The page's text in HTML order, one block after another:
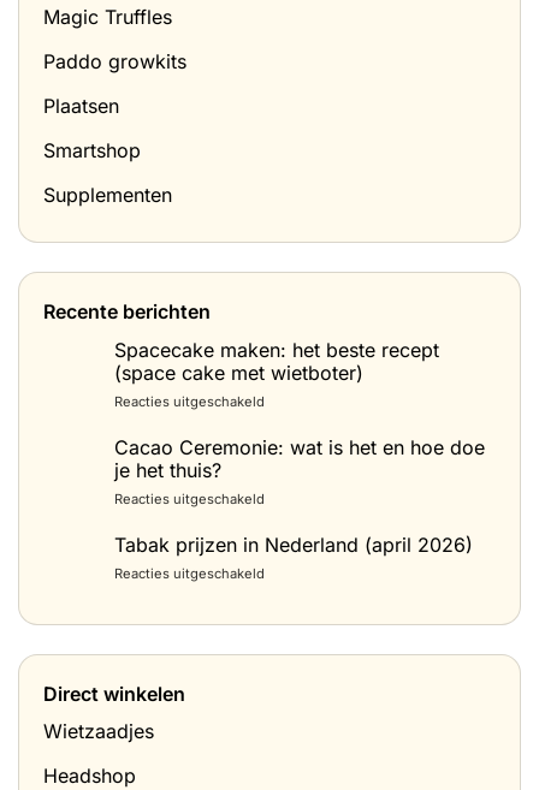
Magic Truffles
Paddo growkits
Plaatsen
Smartshop
Supplementen
Recente berichten
Spacecake maken: het beste recept
(space cake met wietboter)
Reacties uitgeschakeld
maken:
cake
Cacao Ceremonie: wat is het en hoe doe
je het thuis?
Reacties uitgeschakeld
Ceremonie:
en
Tabak prijzen in Nederland (april 2026)
Reacties uitgeschakeld
Nederland
Direct winkelen
Wietzaadjes
Headshop